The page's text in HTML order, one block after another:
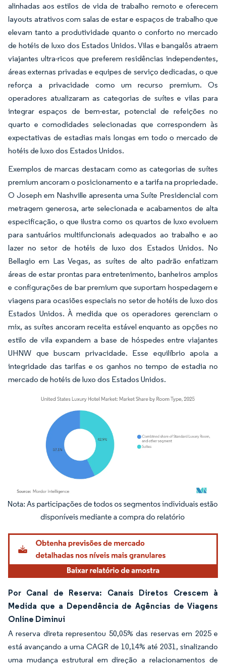
alinhadas aos estilos de vida de trabalho remoto e oferecem
layouts atrativos com salas de estar e espaços de trabalho que
elevam tanto a produtividade quanto o conforto no mercado
de hotéis de luxo dos Estados Unidos. Vilas e bangalôs atraem
viajantes ultra-ricos que preferem residências independentes,
áreas externas privadas e equipes de serviço dedicadas, o que
reforça a privacidade como um recurso premium. Os
operadores atualizaram as categorias de suítes e vilas para
integrar espaços de bem-estar, potencial de refeições no
quarto e comodidades selecionadas que correspondem às
expectativas de estadias mais longas em todo o mercado de
hotéis de luxo dos Estados Unidos.
Exemplos de marcas destacam como as categorias de suítes
premium ancoram o posicionamento e a tarifa na propriedade.
O Joseph em Nashville apresenta uma Suíte Presidencial com
metragem generosa, arte selecionada e acabamentos de alta
especificação, o que ilustra como os quartos de luxo evoluem
para santuários multifuncionais adequados ao trabalho e ao
lazer no setor de hotéis de luxo dos Estados Unidos. No
Bellagio em Las Vegas, as suítes de alto padrão enfatizam
áreas de estar prontas para entretenimento, banheiros amplos
e configurações de bar premium que suportam hospedagem e
viagens para ocasiões especiais no setor de hotéis de luxo dos
Estados Unidos. À medida que os operadores gerenciam o
mix, as suítes ancoram receita estável enquanto as opções no
estilo de vila expandem a base de hóspedes entre viajantes
UHNW que buscam privacidade. Esse equilíbrio apoia a
integridade das tarifas e os ganhos no tempo de estadia no
mercado de hotéis de luxo dos Estados Unidos.
Imagem © Mordor Intelligence. O reuso requer atribuição conforme CC BY 4.0.
Por Canal de Reserva: Canais Diretos Crescem à
Medida que a Dependência de Agências de Viagens
Online Diminui
A reserva direta representou 50,05% das reservas em 2025 e
está avançando a uma CAGR de 10,14% até 2031, sinalizando
uma mudança estrutural em direção a relacionamentos de